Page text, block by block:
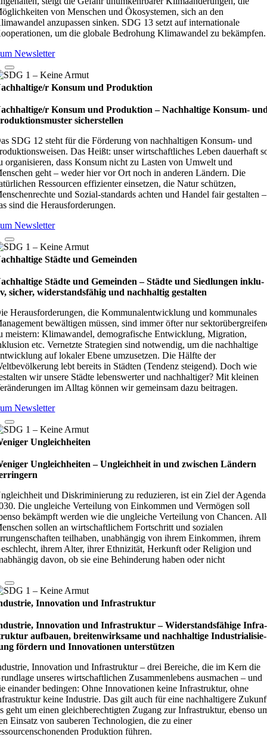
von Menschen und Ökosystemen, sich an den
anzupassen sinken. SDG 13 setzt auf internationale
um die globale Bedrohung Klimawandel zu bekämpfen.
Newsletter
r Konsum und Produktion
r Konsum und Produktion – Nach­hal­tige Kon­sum-
sicher­stel­len
SDG 12 steht für die Förderung von nachhaltigen Konsum- und
Das Heißt: unser wirtschaftliches Leben dauerhaft
organisieren, dass Konsum nicht zu Lasten von Umwelt und
geht – weder hier vor Ort noch in anderen Ländern. Die
Ressourcen effizienter einsetzen, die Natur schützen,
und Sozial-standards achten und Handel fair gestalten –
sind die Herausforderungen.
Newsletter
Städte und Gemeinden
Städte und Gemeinden – Städte und Sied­lun­gen inklu­
sicher, wider­stands­fä­hig und nach­hal­tig gestal­ten
Herausforderungen, die Kommunalentwicklung und kommunales
bewältigen müssen, sind immer öfter nur
meistern: Klimawandel, demografische Entwicklung, Migration,
etc. Vernetzte Strategien sind notwendig, um die nachhaltige
auf lokaler Ebene umzusetzen. Die Hälfte der
lebt bereits in Städten (Tendenz steigend). Doch wie
wir unsere Städte lebenswerter und nachhaltiger? Mit kleinen
im Alltag können wir gemeinsam dazu beitragen.
Newsletter
Ungleichheiten
Ungleichheiten – Ungleich­heit in und zwi­schen Län­dern
und Diskriminierung zu reduzieren, ist ein Ziel der Agenda
Die ungleiche Verteilung von Einkommen und Vermögen soll
bekämpft werden wie die ungleiche Verteilung von Chancen.
sollen an wirtschaftlichem Fortschritt und sozialen
teilhaben, unabhängig von ihrem Einkommen, ihrem
ihrem Alter, ihrer Ethnizität, Herkunft oder Religion und
davon, ob sie eine Behinderung haben oder nicht
Innovation und Infrastruktur
Innovation und Infrastruktur – Wider­stands­fä­hige Infra­
auf­bauen, brei­ten­wirk­same und nach­hal­tige Indu­stri­ali­sie­
för­dern und Inno­vati­o­nen unter­stüt­zen
Innovation und Infrastruktur – drei Bereiche, die im Kern die
unseres wirtschaftlichen Zusammenlebens ausmachen – und
einander bedingen: Ohne Innovationen keine Infrastruktur, ohne
keine Industrie. Das gilt auch für eine nachhaltigere
geht um einen gleichberechtigten Zugang zur Infrastruktur, ebenso
Einsatz von sauberen Technologien, die zu einer
Produktion führen.